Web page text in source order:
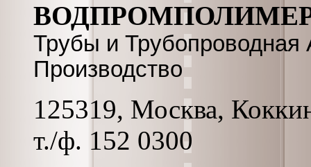
Трубы и
Производство
125319, Москва,
т./ф. 152 0300